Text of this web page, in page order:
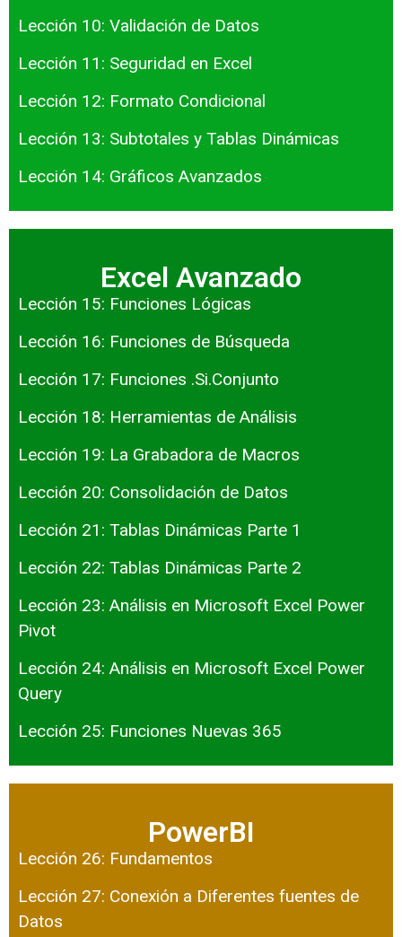
Lección 10: Validación de Datos
Lección 11: Seguridad en Excel
Lección 12: Formato Condicional
Lección 13: Subtotales y Tablas Dinámicas
Lección 14: Gráficos Avanzados
Excel Avanzado
Lección 15: Funciones Lógicas
Lección 16: Funciones de Búsqueda
Lección 17: Funciones .Si.Conjunto
Lección 18: Herramientas de Análisis
Lección 19: La Grabadora de Macros
Lección 20: Consolidación de Datos
Lección 21: Tablas Dinámicas Parte 1
Lección 22: Tablas Dinámicas Parte 2
Lección 23: Análisis en Microsoft Excel Power
Pivot
Lección 24: Análisis en Microsoft Excel Power
Query
Lección 25: Funciones Nuevas 365
PowerBI
Lección 26: Fundamentos
Lección 27: Conexión a Diferentes fuentes de
Datos